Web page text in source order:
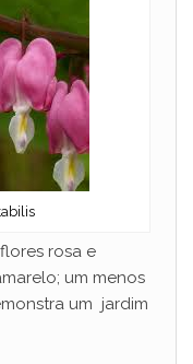
rosa e
um menos
um jardim